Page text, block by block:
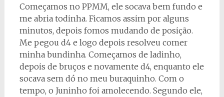
Começamos no PPMM, ele socava bem fundo e
me abria todinha. Ficamos assim por alguns
minutos, depois fomos mudando de posição.
Me pegou d4 e logo depois resolveu comer
minha bundinha. Começamos de ladinho,
depois de bruços e novamente d4, enquanto ele
socava sem dó no meu buraquinho. Com o
tempo, o Juninho foi amolecendo. Segundo ele,